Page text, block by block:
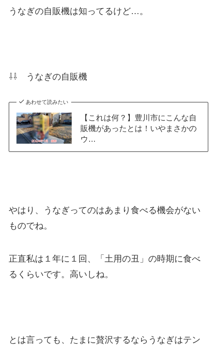
うなぎの自販機は知ってるけど…。
⇩⇩ うなぎの自販機
あわせて読みたい
【これは何？】豊川市にこんな自
販機があったとは！いやまさかの
ウ…
やはり、うなぎってのはあまり食べる機会がない
ものでね。
正直私は１年に１回、「土用の丑」の時期に食べ
るくらいです。高いしね。
とは言っても、たまに贅沢するならうなぎはテン